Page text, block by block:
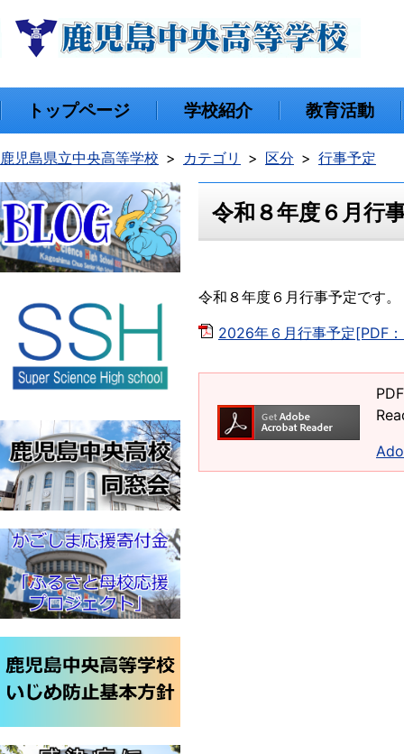
トップページ 学校紹介 教育活動
鹿児島県立中央高等学校 カテゴリ 区分 行事予定
令和８年度６月行
令和８年度６月行事予定です。
2026年６月行事予定[PDF